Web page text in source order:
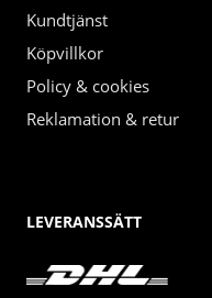
Kundtjänst
Köpvillkor
Policy & cookies
Reklamation & retur
LEVERANSSÄTT